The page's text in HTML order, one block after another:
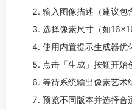
输入图像描述（建议包
选择像素尺寸（如
使用内置提示生成器优
点击「生成」按钮开始
等待系统输出像素艺术
预览不同版本并选择合